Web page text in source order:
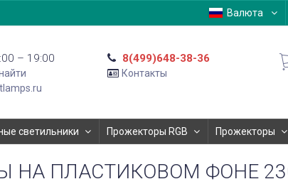
Валюта
– 19:00 8(499)648-38-36
Контакты
светильники Прожекторы RGB Прожекторы
НА ПЛАСТИКОВОМ ФОНЕ